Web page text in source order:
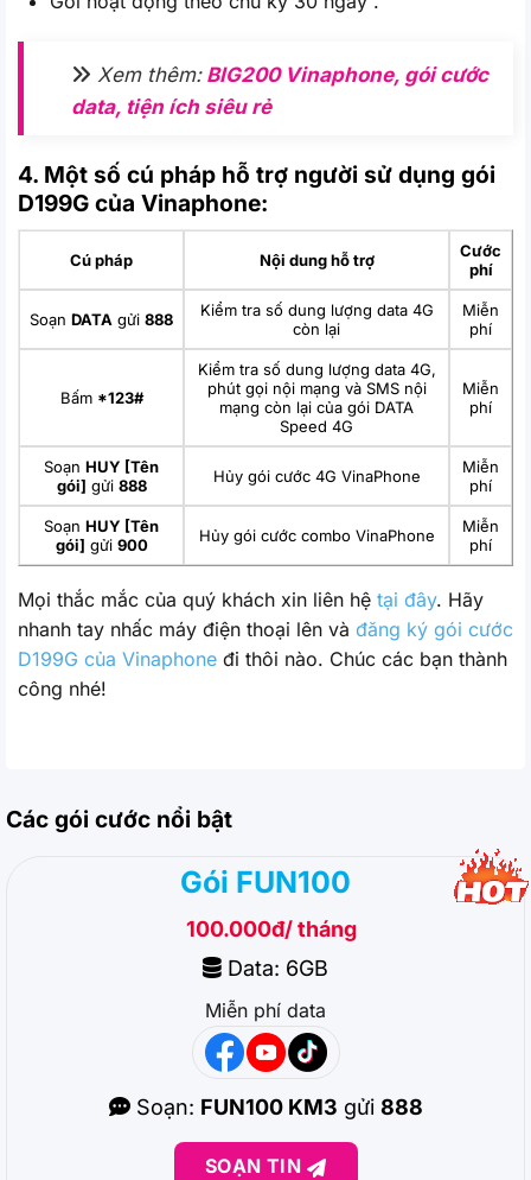
Xem thêm:BIG200 Vinaphone, gói cước
data, tiện ích siêu rẻ
4. Một số cú pháp hỗ trợ người sử dụng gói
D199G của Vinaphone:
Cú pháp Nội dung hỗ trợ
Cước
phí
Soạn DATA gửi 888
Kiểm tra số dung lượng data 4G
còn lại
Miễn
phí
Bấm *123#
Kiểm tra số dung lượng data 4G,
phút gọi nội mạng và SMS nội
mạng còn lại của gói DATA
Speed 4G
Miễn
phí
Soạn HUY [Tên
gói] gửi 888 Hủy gói cước 4G VinaPhone
Miễn
phí
Soạn HUY [Tên
gói] gửi 900 Hủy gói cước combo VinaPhone
Miễn
phí
Mọi thắc mắc của quý khách xin liên hệ tại đây. Hãy
nhanh tay nhấc máy điện thoại lên và đăng ký gói cước
D199G của Vinaphone đi thôi nào. Chúc các bạn thành
công nhé!
Các gói cước nổi bật
Gói FUN100
100.000đ/ tháng
Data: 6GB
Miễn phí data
Soạn: FUN100 KM3 gửi 888
SOẠN TIN